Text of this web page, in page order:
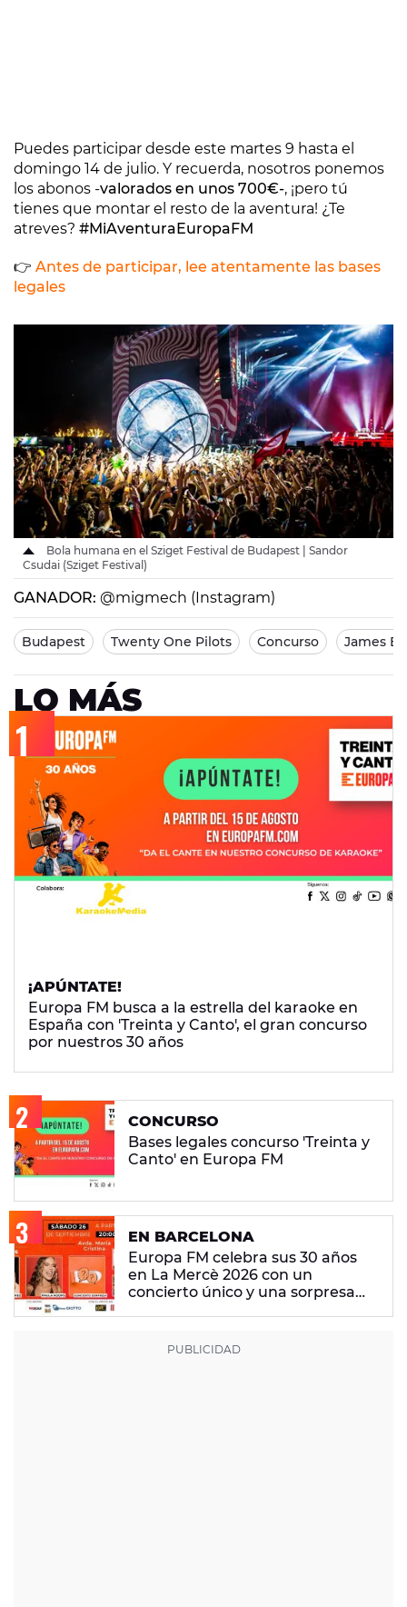
Puedes participar desde este martes 9 hasta el
domingo 14 de julio. Y recuerda, nosotros ponemos
los abonos -valorados en unos 700€-, ¡pero tú
tienes que montar el resto de la aventura! ¿Te
atreves? #MiAventuraEuropaFM
👉 Antes de participar, lee atentamente las bases
legales
Bola humana en el Sziget Festival de Budapest | Sandor
Csudai (Sziget Festival)
GANADOR: @migmech (Instagram)
Budapest Twenty One Pilots Concurso James
LO MÁS
¡APÚNTATE!
Europa FM busca a la estrella del karaoke en
España con 'Treinta y Canto', el gran concurso
por nuestros 30 años
CONCURSO
Bases legales concurso 'Treinta y
Canto' en Europa FM
EN BARCELONA
Europa FM celebra sus 30 años
en La Mercè 2026 con un
concierto único y una sorpresa